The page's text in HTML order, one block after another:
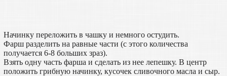
Начинку переложить в чашку и немного остудить.
Фарш разделить на равные части (с этого количества
получается 6-8 больших зраз).
Взять одну часть фарша и сделать из нее лепешку. В центр
положить грибную начинку, кусочек сливочного масла и сыр.